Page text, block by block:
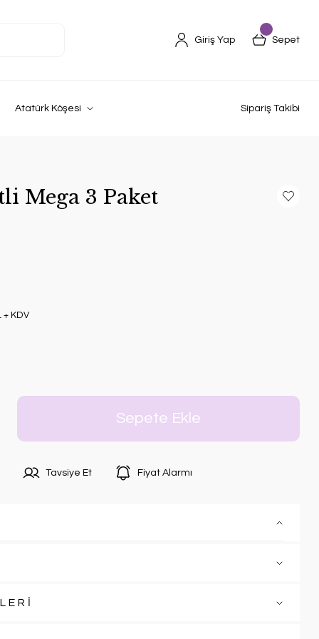
Giriş Yap Sepet
Atatürk Köşesi Sipariş Takibi
Mega 3 Paket
+ KDV
Sepete Ekle
Tavsiye Et Fiyat Alarmı